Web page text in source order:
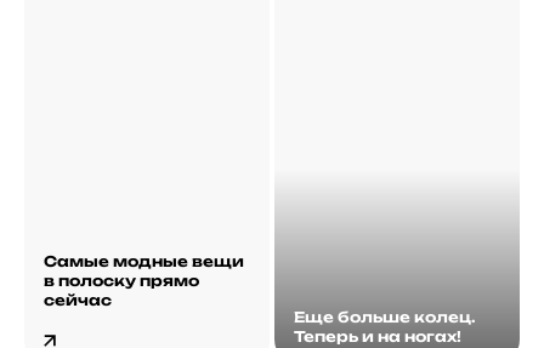
Самые модные вещи
в полоску прямо
сейчас
Еще больше колец.
Теперь и на ногах!